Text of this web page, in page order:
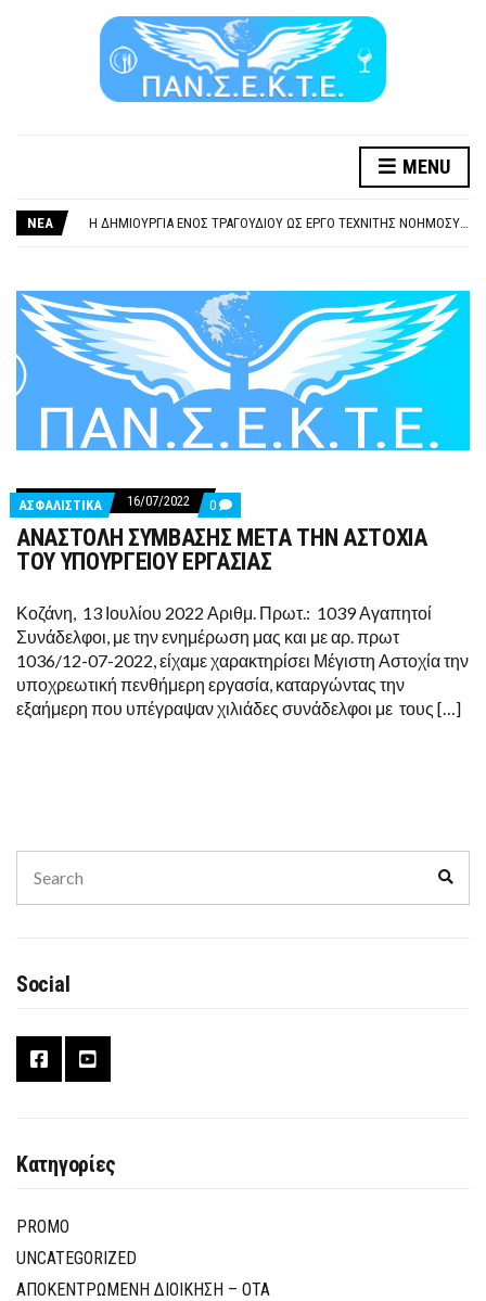
MENU
ΝΕΑ
Η ΔΗΜΙΟΥΡΓΙΑ ΕΝΟΣ ΤΡΑΓΟΥΔΙΟΥ ΩΣ ΕΡΓΟ ΤΕΧΝΙΤΗΣ ΝΟΗΜΟΣΥΝΗΣ ΚΑΤΑ 100/100 ΔΕΝ ΥΠΟΚΕΙΤΑΙ ΣΕ ΠΝΕΥΜΑΤΙΚΑ/ΣΥΓΓΕΝΙΚΑ ΔΙΚΑΙΩΜΑΤΑ. ΠΑΡΑΠΛΑΝΗΤΙΚΕΣ ΚΑΙ ΨΕΥΔΕΙΣ ΟΙ ΤΟΠΟΘΕΤΗΣΕΙΣ ΤΟΥ GEA.
ΞΕΧΕΙΛΙΖΕΙ Η ΟΡΓΗ ΚΑΙ Η ΑΓΑΝΑΚΤΗΣΗ ΑΠΟ ΧΙΛΙΑΔΕΣ ΣΥΝΑΔΕΛΦΟΥΣ
ΣΟΒΑΡΌΤΑΤΗ Η ΠΑΡΆΒΑΣΗ ΧΡΉΣΗ ΜΟΥΣΙΚΉΣ ΧΩΡΊΣ ΤΟ ΑΠΟΔΕΙΚΤΙΚΌ ΥΠΟΒΟΛΉΣ ΓΝΩΣΤΟΠΟΊΗΣΗΣ
ΑΣΦΑΛΙΣΤΙΚΑ 16/07/2022 0 COMMENTS
ON
ΑΝΑΣΤΟΛΗ
ΣΥΜΒΑΣΗΣ
ΜΕΤΑ
ΤΟΥ
ΥΠΟΥΡΓΕΙΟΥ
ΕΡΓΑΣΙΑΣ
ΑΝΑΣΤΟΛΗ ΣΥΜΒΑΣΗΣ ΜΕΤΑ ΤΗΝ ΑΣΤΟΧΙΑ
ΤΟΥ ΥΠΟΥΡΓΕΙΟΥ ΕΡΓΑΣΙΑΣ
Κοζάνη, 13 Ιουλίου 2022 Αριθμ. Πρωτ.: 1039 Αγαπητοί
Συνάδελφοι, με την ενημέρωση μας και με αρ. πρωτ
1036/12-07-2022, είχαμε χαρακτηρίσει Μέγιστη Αστοχία την
υποχρεωτική πενθήμερη εργασία, καταργώντας την
εξαήμερη που υπέγραψαν χιλιάδες συνάδελφοι με τους […]
for:
Social
Κατηγορίες
PROMO
UNCATEGORIZED
ΑΠΟΚΕΝΤΡΩΜΕΝΗ ΔΙΟΙΚΗΣΗ – ΟΤΑ